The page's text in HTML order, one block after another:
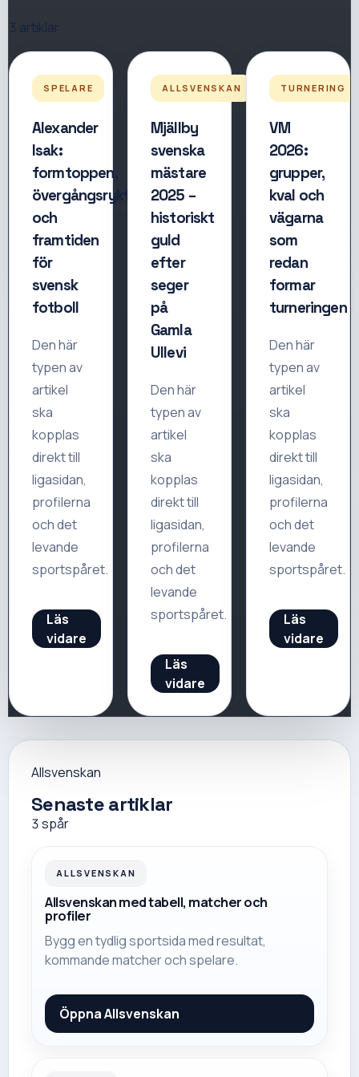
3 artiklar
SPELARE
Alexander
Isak:
formtoppen,
övergångsrykten
och
framtiden
för
svensk
fotboll
Den här
typen av
artikel
ska
kopplas
direkt till
ligasidan,
profilerna
och det
levande
sportspåret.
Läs
vidare
ALLSVENSKAN
Mjällby
svenska
mästare
2025 –
historiskt
guld
efter
seger
på
Gamla
Ullevi
Den här
typen av
artikel
ska
kopplas
direkt till
ligasidan,
profilerna
och det
levande
sportspåret.
Läs
vidare
TURNERING
VM
2026:
grupper,
kval och
vägarna
som
redan
formar
turneringen
Den här
typen av
artikel
ska
kopplas
direkt till
ligasidan,
profilerna
och det
levande
sportspåret.
Läs
vidare
Allsvenskan
Senaste artiklar
3spår
ALLSVENSKAN
Allsvenskan med tabell, matcher och
profiler
Bygg en tydlig sportsida med resultat,
kommande matcher och spelare.
ÖppnaAllsvenskan